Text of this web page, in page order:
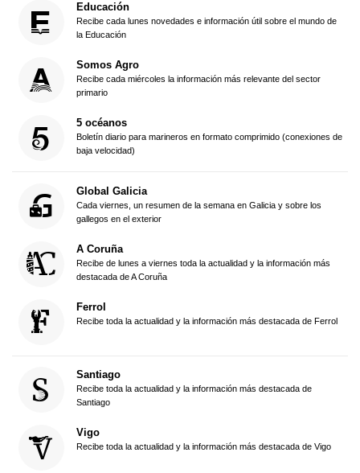
Educación
Recibe cada lunes novedades e información útil sobre el mundo de
la Educación
Somos Agro
Recibe cada miércoles la información más relevante del sector
primario
5 océanos
Boletín diario para marineros en formato comprimido (conexiones de
baja velocidad)
Global Galicia
Cada viernes, un resumen de la semana en Galicia y sobre los
gallegos en el exterior
A Coruña
Recibe de lunes a viernes toda la actualidad y la información más
destacada de A Coruña
Ferrol
Recibe toda la actualidad y la información más destacada de Ferrol
Santiago
Recibe toda la actualidad y la información más destacada de
Santiago
Vigo
Recibe toda la actualidad y la información más destacada de Vigo